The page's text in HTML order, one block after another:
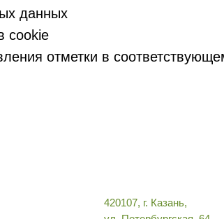
данных
cookie
отметки в
420107, г. Казань,